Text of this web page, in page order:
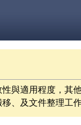
與適用程度，其
、及文件整理工